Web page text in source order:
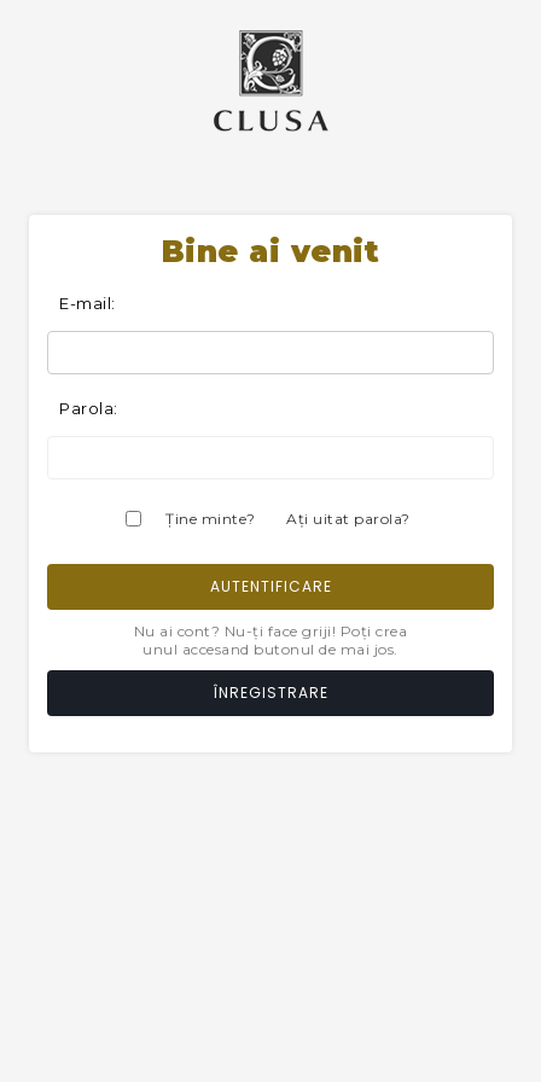
Bine ai venit
E-mail:
Parola:
Ţine minte? Aţi uitat parola?
AUTENTIFICARE
Nu ai cont? Nu-ți face griji! Poți crea
unul accesand butonul de mai jos.
ÎNREGISTRARE